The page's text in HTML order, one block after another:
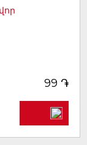
99 ֏